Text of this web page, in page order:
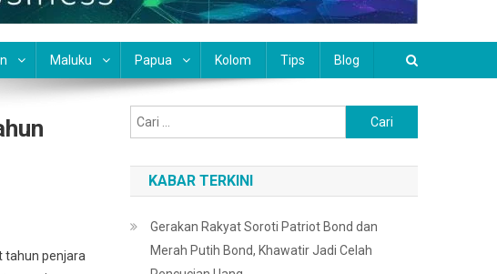
Maluku Papua Kolom Tips Blog
tahun penjara
untuk:
KABAR TERKINI
Gerakan Rakyat Soroti Patriot Bond dan
Merah Putih Bond, Khawatir Jadi Celah